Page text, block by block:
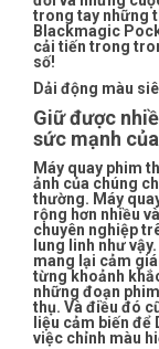
trong tay những
Blackmagic
cải tiến trong
số!
Dải động màu
Giữ được
sức mạnh
Máy quay phim
ảnh của chúng
thường. Máy
rộng hơn nhiều
chuyên nghiệp
lung linh như
mang lại cảm
từng khoảnh
những đoạn
thụ. Và điều đó
liệu cảm biến
việc chỉnh màu